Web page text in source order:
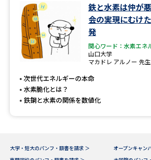
先輩が入学を決めた理由 テレメール
新生活お役立ちガイド
学問発見
学問のミニ講義「夢ナビ講義」 学問分野
鉄と水素は仲が
会の実現にむけ
発
関心ワード：水素エネ
山口大学
マカドレ アルノー 先生
次世代エネルギーの本命
水素脆化とは？
鉄鋼と水素の関係を数値化
大学・短大のパンフ・願書を請求 ＞
オープンキャン